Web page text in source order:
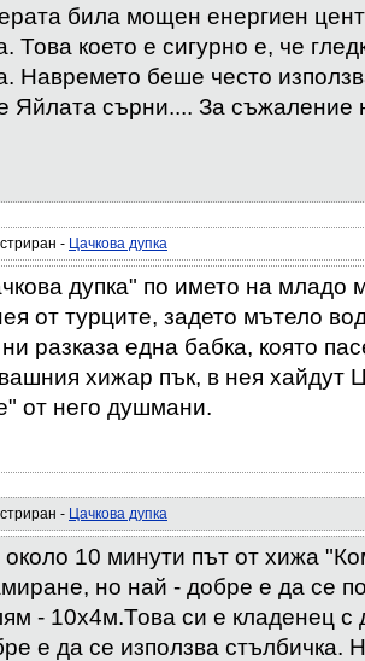
била мощен енергиен
Това което е сигурно е, че
Навремето беше често
Яйлата сърни.... За съжаление
- Цачкова дупка
дупка" по името на младо
от турците, задето мътело
разказа една бабка, която
хижар пък, в нея хайдут
от него душмани.
- Цачкова дупка
10 минути път от хижа
но най - добре е да се
- 10х4м.Това си е кладенец с
е да се използва стълбичка.